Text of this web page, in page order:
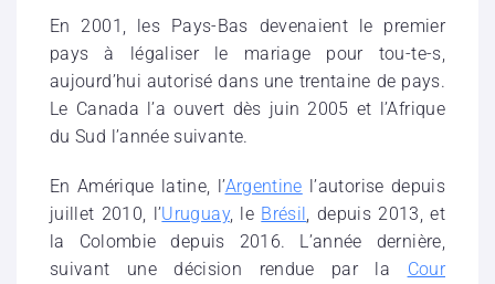
En 2001, les Pays-Bas devenaient le premier
pays à légaliser le mariage pour tou-te-s,
aujourd’hui autorisé dans une trentaine de pays.
Le Canada l’a ouvert dès juin 2005 et l’Afrique
du Sud l’année suivante.
En Amérique latine, l’Argentine l’autorise depuis
juillet 2010, l’Uruguay, le Brésil, depuis 2013, et
la Colombie depuis 2016. L’année dernière,
suivant une décision rendue par la Cour